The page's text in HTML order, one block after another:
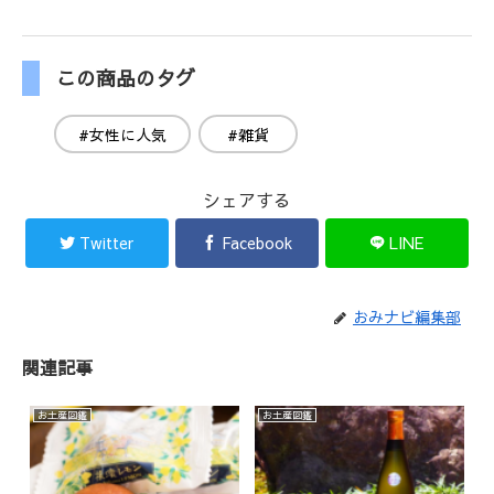
この商品のタグ
#女性に人気 #雑貨
シェアする
Twitter Facebook LINE
おみナビ編集部
関連記事
お土産図鑑 お土産図鑑